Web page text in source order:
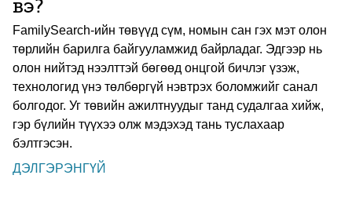
вэ?
FamilySearch-ийн төвүүд сүм, номын сан гэх мэт олон
төрлийн барилга байгууламжид байрладаг. Эдгээр нь
олон нийтэд нээлттэй бөгөөд онцгой бичлэг үзэж,
технологид үнэ төлбөргүй нэвтрэх боломжийг санал
болгодог. Уг төвийн ажилтнуудыг танд судалгаа хийж,
гэр бүлийн түүхээ олж мэдэхэд тань туслахаар
бэлтгэсэн.
ДЭЛГЭРЭНГҮЙ